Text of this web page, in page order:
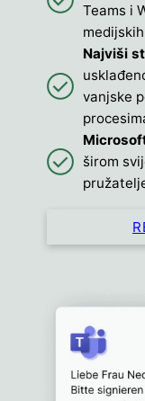
Teams i
Najviši
vanjske
širom